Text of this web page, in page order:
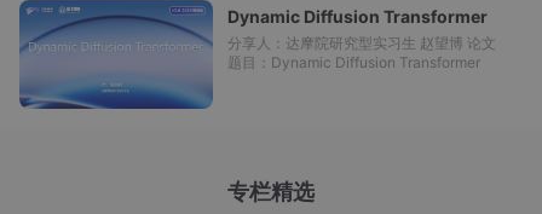
模态传感器研制以及多光谱视触融合感知架
构方面的工作，并探讨触觉传感在具身智
能、人形机器人、AI4S等领域的技术难题和
应用前景。
Dynamic Diffusion Transformer
分享人：达摩院研究型实习生 赵望博 论文
题目：Dynamic Diffusion Transformer
专栏精选